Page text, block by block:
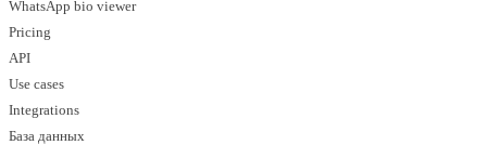
WhatsApp bio viewer
Pricing
API
Use cases
Integrations
База данных